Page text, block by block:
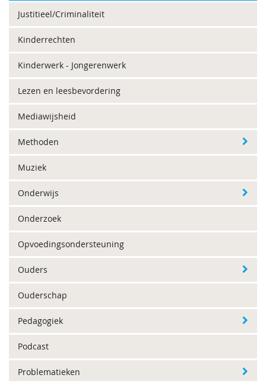
Justitieel/Criminaliteit
Kinderrechten
Kinderwerk - Jongerenwerk
Lezen en leesbevordering
Mediawijsheid
Methoden
Muziek
Onderwijs
Onderzoek
Opvoedingsondersteuning
Ouders
Ouderschap
Pedagogiek
Podcast
Problematieken